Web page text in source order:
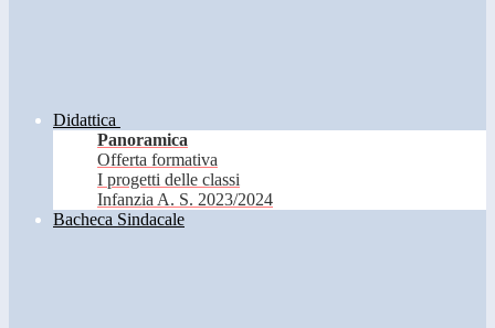
Didattica
Panoramica
Offerta formativa
I progetti delle classi
Infanzia A. S. 2023/2024
Bacheca Sindacale